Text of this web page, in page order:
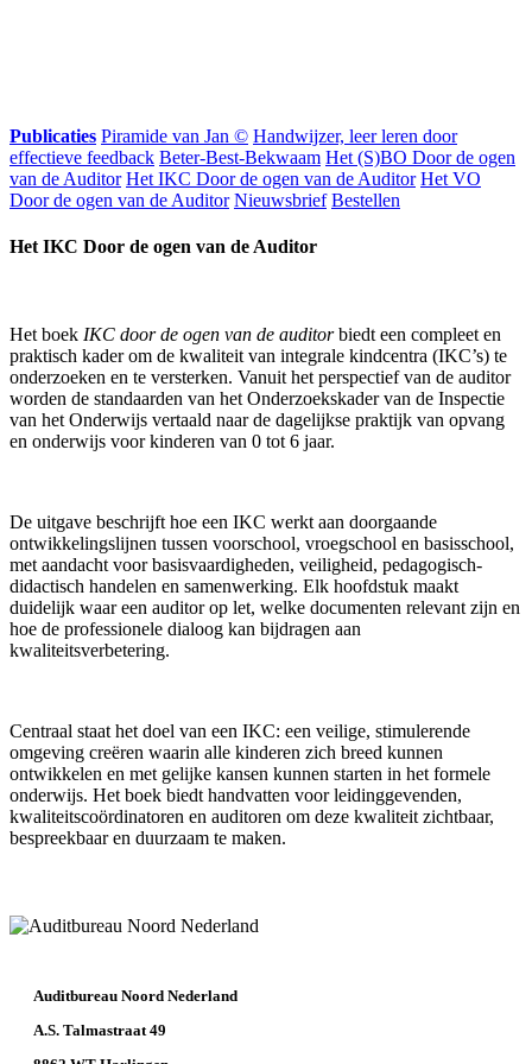
Publicaties Piramide van Jan © Handwijzer, leer leren door
effectieve feedback Beter-Best-Bekwaam Het (S)BO Door de ogen
van de Auditor Het IKC Door de ogen van de Auditor Het VO
Door de ogen van de Auditor Nieuwsbrief Bestellen
Het IKC Door de ogen van de Auditor
Het boek IKC door de ogen van de auditorbiedt een compleet en
praktisch kader om de kwaliteit van integrale kindcentra (IKC’s) te
onderzoeken en te versterken. Vanuit het perspectief van de auditor
worden de standaarden van het Onderzoekskader van de Inspectie
van het Onderwijs vertaald naar de dagelijkse praktijk van opvang
en onderwijs voor kinderen van 0 tot 6 jaar.
De uitgave beschrijft hoe een IKC werkt aan doorgaande
ontwikkelingslijnen tussen voorschool, vroegschool en basisschool,
met aandacht voor basisvaardigheden, veiligheid, pedagogisch-
didactisch handelen en samenwerking. Elk hoofdstuk maakt
duidelijk waar een auditor op let, welke documenten relevant zijn en
hoe de professionele dialoog kan bijdragen aan
kwaliteitsverbetering.
Centraal staat het doel van een IKC: een veilige, stimulerende
omgeving creëren waarin alle kinderen zich breed kunnen
ontwikkelen en met gelijke kansen kunnen starten in het formele
onderwijs. Het boek biedt handvatten voor leidinggevenden,
kwaliteitscoördinatoren en auditoren om deze kwaliteit zichtbaar,
bespreekbaar en duurzaam te maken.
Auditbureau Noord Nederland
A.S. Talmastraat 49